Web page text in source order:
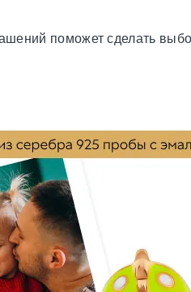
поможет сделать